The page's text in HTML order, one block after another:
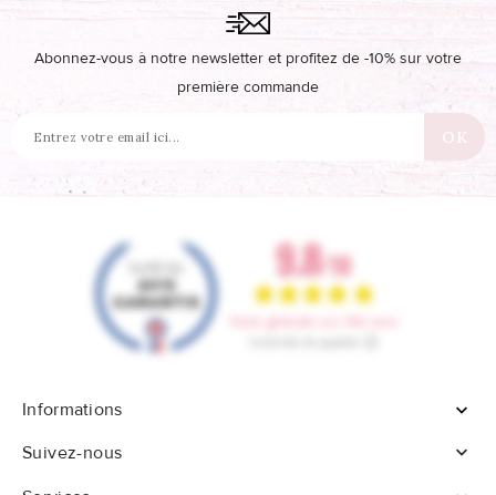
Abonnez-vous à notre newsletter et profitez de -10% sur votre
première commande
Informations

Suivez-nous
